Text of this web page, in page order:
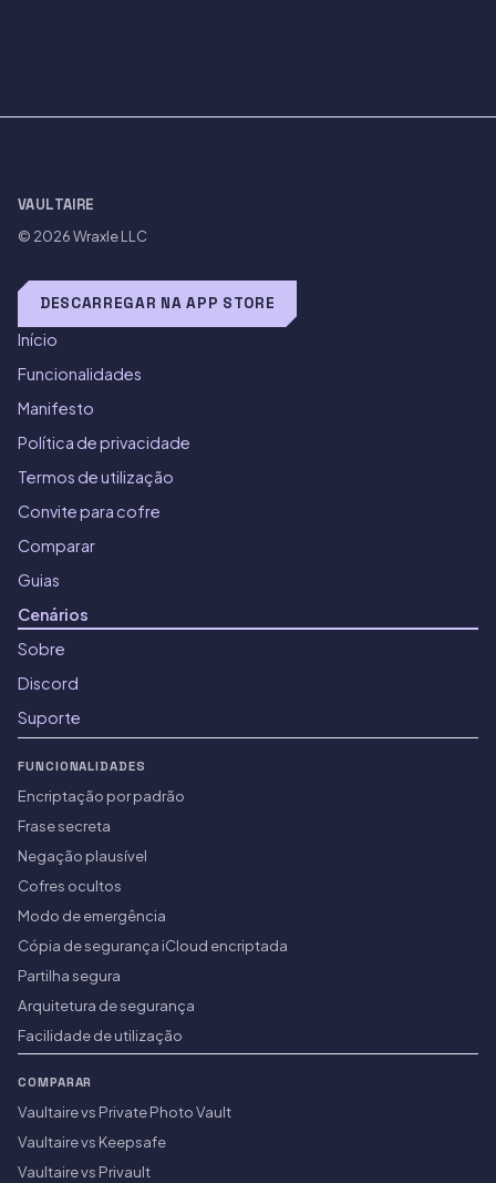
VAULTAIRE
© 2026Wraxle LLC
DESCARREGAR NA APP STORE
Início
Funcionalidades
Manifesto
Política de privacidade
Termos de utilização
Convite para cofre
Comparar
Guias
Cenários
Sobre
Discord
Suporte
FUNCIONALIDADES
Encriptação por padrão
Frase secreta
Negação plausível
Cofres ocultos
Modo de emergência
Cópia de segurança iCloud encriptada
Partilha segura
Arquitetura de segurança
Facilidade de utilização
COMPARAR
Vaultaire vs Private Photo Vault
Vaultaire vs Keepsafe
Vaultaire vs Privault